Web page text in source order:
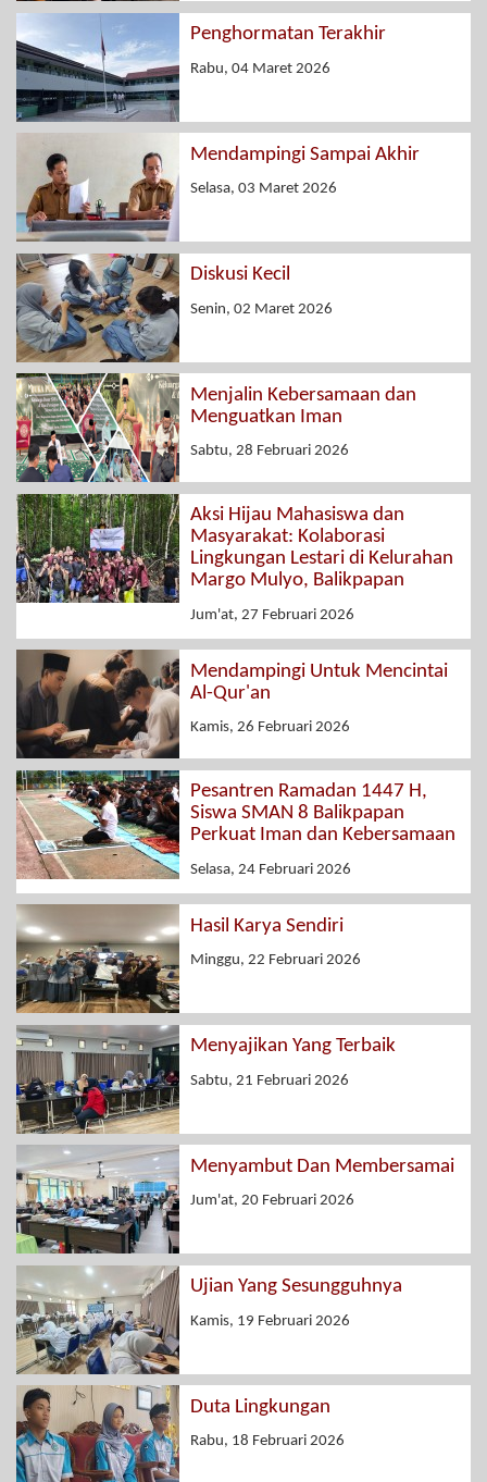
Penghormatan Terakhir
Rabu, 04 Maret 2026
Mendampingi Sampai Akhir
Selasa, 03 Maret 2026
Diskusi Kecil
Senin, 02 Maret 2026
Menjalin Kebersamaan dan
Menguatkan Iman
Sabtu, 28 Februari 2026
Aksi Hijau Mahasiswa dan
Masyarakat: Kolaborasi
Lingkungan Lestari di Kelurahan
Margo Mulyo, Balikpapan
Jum'at, 27 Februari 2026
Mendampingi Untuk Mencintai
Al-Qur'an
Kamis, 26 Februari 2026
Pesantren Ramadan 1447 H,
Siswa SMAN 8 Balikpapan
Perkuat Iman dan Kebersamaan
Selasa, 24 Februari 2026
Hasil Karya Sendiri
Minggu, 22 Februari 2026
Menyajikan Yang Terbaik
Sabtu, 21 Februari 2026
Menyambut Dan Membersamai
Jum'at, 20 Februari 2026
Ujian Yang Sesungguhnya
Kamis, 19 Februari 2026
Duta Lingkungan
Rabu, 18 Februari 2026